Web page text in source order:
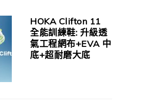
HOKA Clifton 11
全能訓練鞋: 升級透
氣工程網布+EVA 中
底+超耐磨大底